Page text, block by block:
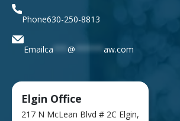
Phone630-250-8813
Emailca @ ****** aw.com
Elgin Office
217 N McLean Blvd # 2C Elgin,